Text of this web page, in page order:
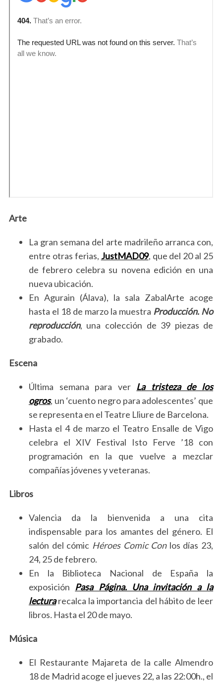
Arte
La gran semana del arte madrileño arranca con,
entre otras ferias, JustMAD09, que del 20 al 25
de febrero celebra su novena edición en una
nueva ubicación.
En Agurain (Álava), la sala ZabalArte acoge
hasta el 18 de marzo la muestra Producción. No
reproducción, una colección de 39 piezas de
grabado.
Escena
Última semana para ver La tristeza de los
ogros, un ‘cuento negro para adolescentes’ que
se representa en el Teatre Lliure de Barcelona.
Hasta el 4 de marzo el Teatro Ensalle de Vigo
celebra el XIV Festival Isto Ferve ’18 con
programación en la que vuelve a mezclar
compañías jóvenes y veteranas.
Libros
Valencia da la bienvenida a una cita
indispensable para los amantes del género. El
salón del cómic Héroes Comic Conlos días 23,
24, 25 de febrero.
En la Biblioteca Nacional de España la
exposición Pasa Página. Una invitación a la
lectura recalca la importancia del hábito de leer
libros.Hasta el 20 de mayo.
Música
El Restaurante Majareta de la calle Almendro
18 de Madrid acoge el jueves 22, a las 22:00h., el